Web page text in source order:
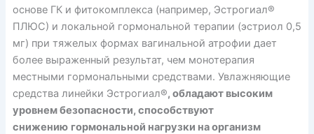
основе ГК и фитокомплекса (например, Эстрогиал®
ПЛЮС) и локальной гормональной терапии (эстриол 0,5
мг) при тяжелых формах вагинальной атрофии дает
более выраженный результат, чем монотерапия
местными гормональными средствами. Увлажняющие
средства линейки Эстрогиал®, обладают высоким
уровнем безопасности, способствуют
снижению гормональной нагрузки на организм